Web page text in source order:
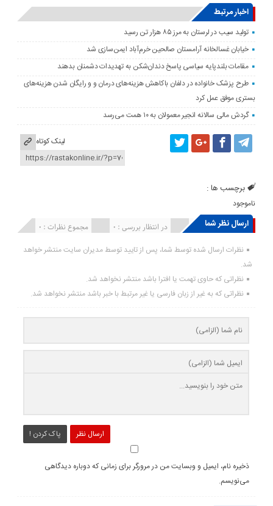
اخبار مرتبط
تولید سیب در لرستان به مرز ۸۵ هزار تن رسید
خیابان غسالخانه آرامستان صالحین خرم‌آباد ایمن‌سازی شد
مقامات بلندپایه سیاسی پاسخ دندان‌شکن به تهدیدات دشمنان بدهند
طرح پزشک خانواده در دلفان باکاهش هزینه‌های درمان و و رایگان شدن هزینه‌های
بستری موفق عمل کرد
گردش مالی سالانه انجیر معمولان به ۱۰ همت می‌رسد
لینک کوتاه
برچسب ها :
ناموجود
ارسال نظر شما مجموع نظرات : 0 در انتظار بررسی : 0 انتشار یافته : ۰
نظرات ارسال شده توسط شما، پس از تایید توسط مدیران سایت منتشر خواهد
شد.
نظراتی که حاوی تهمت یا افترا باشد منتشر نخواهد شد.
نظراتی که به غیر از زبان فارسی یا غیر مرتبط با خبر باشد منتشر نخواهد شد.
ارسال نظر پاک کردن !
ذخیره نام، ایمیل و وبسایت من در مرورگر برای زمانی که دوباره دیدگاهی
می‌نویسم.